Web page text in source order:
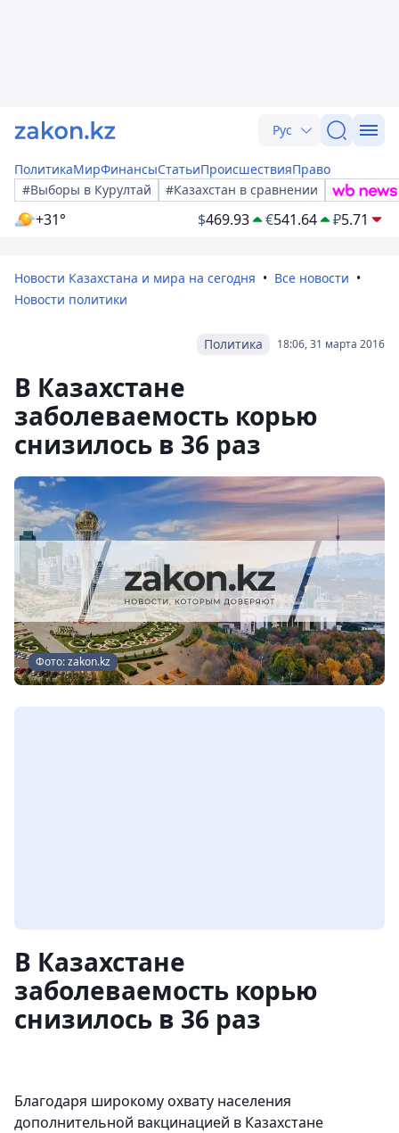
Рус
ПолитикаМирФинансыСтатьиПроисшествияПраво
#Выборы в Курултай
#Казахстан в сравнении
+31° $469.93 €541.64 ₽5.71
Новости Казахстана и мира на сегодня
Все новости
Новости политики
18:06, 31 марта 2016
Политика
В Казахстане
заболеваемость корью
снизилось в 36 раз
Фото: zakon.kz
В Казахстане
заболеваемость корью
снизилось в 36 раз
Благодаря широкому охвату населения
дополнительной вакцинацией в Казахстане